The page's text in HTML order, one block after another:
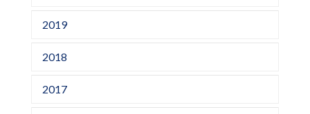
2019
2018
2017